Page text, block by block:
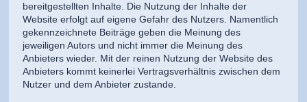
bereitgestellten Inhalte. Die Nutzung der Inhalte der
Website erfolgt auf eigene Gefahr des Nutzers. Namentlich
gekennzeichnete Beiträge geben die Meinung des
jeweiligen Autors und nicht immer die Meinung des
Anbieters wieder. Mit der reinen Nutzung der Website des
Anbieters kommt keinerlei Vertragsverhältnis zwischen dem
Nutzer und dem Anbieter zustande.